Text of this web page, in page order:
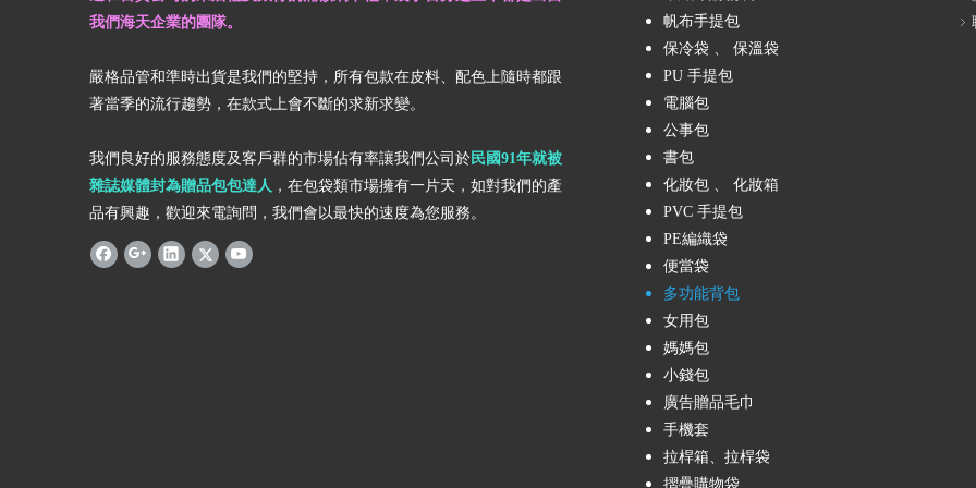
我們海天企業的團隊。
嚴格品管和準時出貨是我們的堅持，所有包款在皮料、配色上隨時都跟
著當季的流行趨勢，在款式上會不斷的求新求變。
我們良好的服務態度及客戶群的市場佔有率讓我們公司於民國91年就被
雜誌媒體封為贈品包包達人 ，在包袋類市場擁有一片天，如對我們的產
品有興趣，歡迎來電詢問，我們會以最快的速度為您服務。
帆布手提包
保冷袋 、 保溫袋
PU 手提包
電腦包
公事包
書包
化妝包 、 化妝箱
PVC 手提包
PE編織袋
便當袋
多功能背包
女用包
媽媽包
小錢包
廣告贈品毛巾
手機套
拉桿箱、拉桿袋
摺疊購物袋